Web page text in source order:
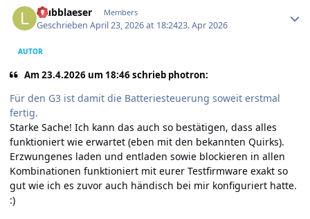
laubblaeser Members
GeschriebenApril 23, 2026 at 18:2423. Apr 2026
AUTOR
Am 23.4.2026 um 18:46 schrieb photron:
Für den G3 ist damit die Batteriesteuerung soweit erstmal
fertig.
Starke Sache! Ich kann das auch so bestätigen, dass alles
funktioniert wie erwartet (eben mit den bekannten Quirks).
Erzwungenes laden und entladen sowie blockieren in allen
Kombinationen funktioniert mit eurer Testfirmware exakt so
gut wie ich es zuvor auch händisch bei mir konfiguriert hatte.
:)